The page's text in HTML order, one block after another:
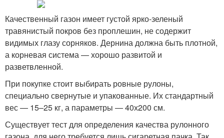
Качественный газон имеет густой ярко-зеленый
травянистый покров без проплешин, не содержит
видимых глазу сорняков. Дернина должна быть плотной,
а корневая система — хорошо развитой и
разветвленной.
При покупке стоит выбирать ровные рулоны,
специально свернутые и упакованные. Их стандартный
вес — 15–25 кг, а параметры — 40х200 см.
Существует тест для определения качества рулонного